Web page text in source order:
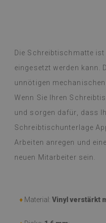
Die Schreibtischmatte
eingesetzt werden kann.
unnötigen
Wenn Sie Ihren
und sorgen dafür, dass
Schreibtischunterlage
Arbeiten anregen und
neuen Mitarbeiter sein.
♦ Material: Vinyl verstärkt